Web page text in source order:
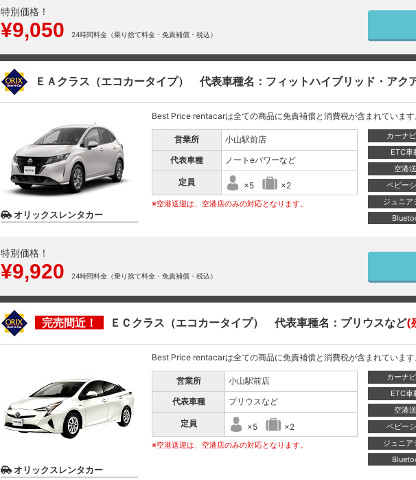
特別価格！
¥9,050 24時間料金（乗り捨て料金・免責補償・税込）
ＥＡクラス（エコカータイプ） 代表車種名：フィットハイブリッド・アク
オリックスレンタカー
Best Price rentacarは全ての商品に免責補償と消費税が含まれています
営業所
小山駅前店
代表車種
ノートeパワーなど
定員 ×5 ×2
※空港送迎は、空港店のみの対応となります。
カーナ
ETC車
空港
ベビー
ジュニア
特別価格！
¥9,920 24時間料金（乗り捨て料金・免責補償・税込）
完売間近！ ＥＣクラス（エコカータイプ） 代表車種名：プリウスなど(
オリックスレンタカー
Best Price rentacarは全ての商品に免責補償と消費税が含まれています
営業所
小山駅前店
代表車種
プリウスなど
定員 ×5 ×2
※空港送迎は、空港店のみの対応となります。
カーナ
ETC車
空港
ベビー
ジュニア